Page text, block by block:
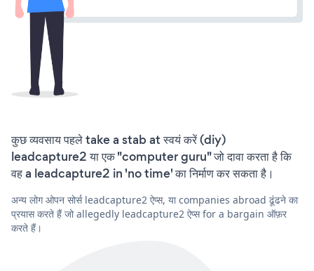
कुछ व्यवसाय पहले take a stab at स्वयं करें (diy)
leadcapture2 या एक "computer guru" जो दावा करता है कि
वह a leadcapture2 in 'no time' का निर्माण कर सकता है।
अन्य लोग ओपन सोर्स leadcapture2 ऐप्स, या companies abroad ढूंढने का
प्रयास करते हैं जो allegedly leadcapture2 ऐप्स for a bargain ऑफ़र
करते हैं।